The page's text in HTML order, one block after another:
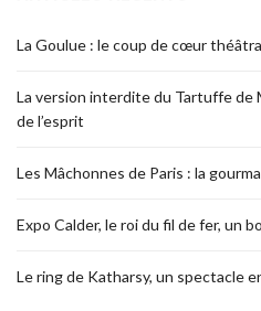
La Goulue : le coup de cœur
La version interdite du Tartuffe de
de l’esprit
Les Mâchonnes de Paris : la
Expo Calder, le roi du fil de fer, un
Le ring de Katharsy, un spectacle